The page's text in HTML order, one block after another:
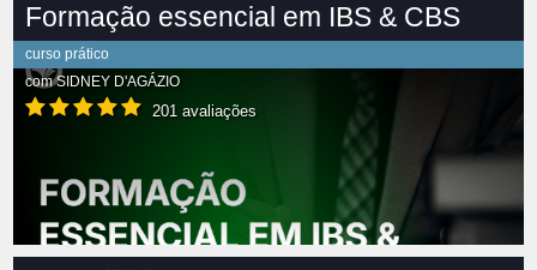
Formação essencial em IBS & CBS
curso prático
comSIDNEY D'AGÁZIO
201 avaliações